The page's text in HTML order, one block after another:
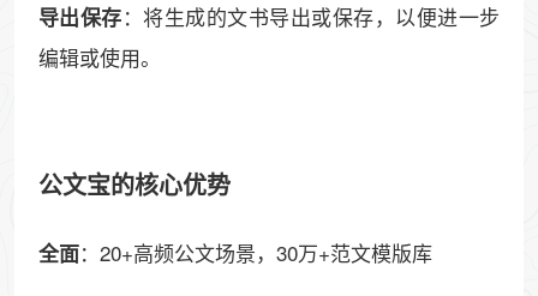
导出保存：将生成的文书导出或保存，以便进一步
编辑或使用。
公文宝的核心优势
全面：20+高频公文场景，30万+范文模版库